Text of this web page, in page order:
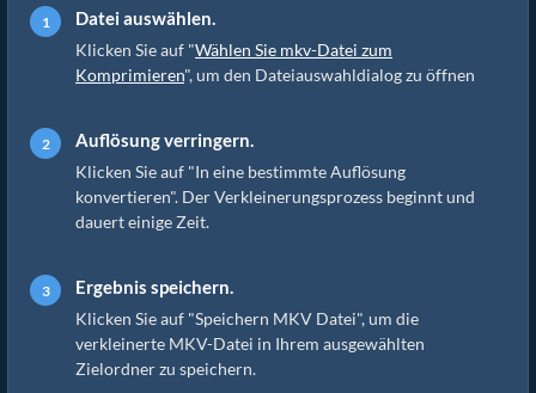
Datei auswählen.
Klicken Sie auf "Wählen Sie mkv-Datei zum
Komprimieren", um den Dateiauswahldialog zu öffnen
Auflösung verringern.
Klicken Sie auf "In eine bestimmte Auflösung
konvertieren". Der Verkleinerungsprozess beginnt und
dauert einige Zeit.
Ergebnis speichern.
Klicken Sie auf "Speichern MKV Datei", um die
verkleinerte MKV-Datei in Ihrem ausgewählten
Zielordner zu speichern.